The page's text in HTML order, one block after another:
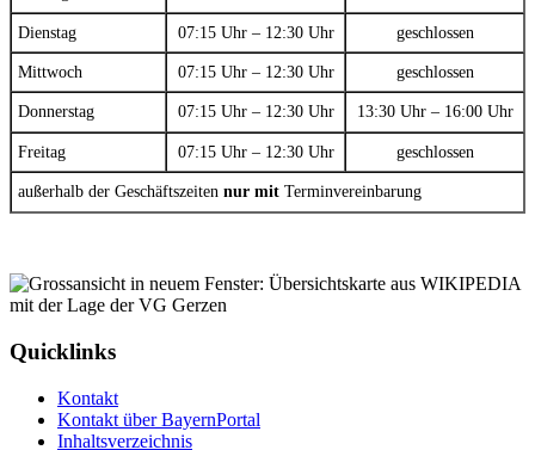
Dienstag 07:15 Uhr – 12:30 Uhr geschlossen
Mittwoch 07:15 Uhr – 12:30 Uhr geschlossen
Donnerstag 07:15 Uhr – 12:30 Uhr 13:30 Uhr – 16:00 Uhr
Freitag 07:15 Uhr – 12:30 Uhr geschlossen
außerhalb der Geschäftszeiten nur mit Terminvereinbarung
Quicklinks
Kontakt
Kontakt über BayernPortal
Inhaltsverzeichnis